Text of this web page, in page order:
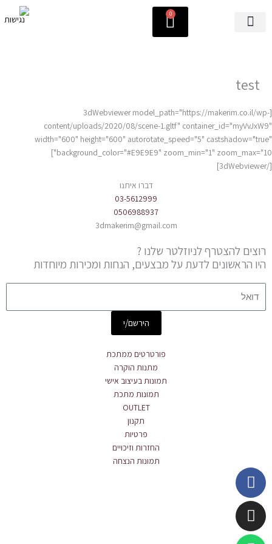
0
עגלת
קניות
test
[3dWebviewer model_path="https://makerim.co.il/wp-
content/uploads/2020/08/scene-1.gltf" container_id="myVvJxW9"
width="600" height="600" autorotate_speed="5" castshadow="true"
background_color="#E9E9E9" zoom_min="1" zoom_max="10"]
[/3dWebviewer]
דברו איתנו
03-5612999
0506988937
3dmakerim@gmail.com
רוצים להצטרף לניוזלטר שלנו ?
היו הראשונים לדעת על מבצעים, הנחות ומכירות מיוחדות
הירשם/י
פורטרטים ממתכת
מתנות הוקרה
תמונות בעיצוב אישי
תמונות מתכת
OUTLET
תקנון
פרטיות
החזרות וזיכויים
תמונות הנצחה
Facebook
Instagram
Whatsapp